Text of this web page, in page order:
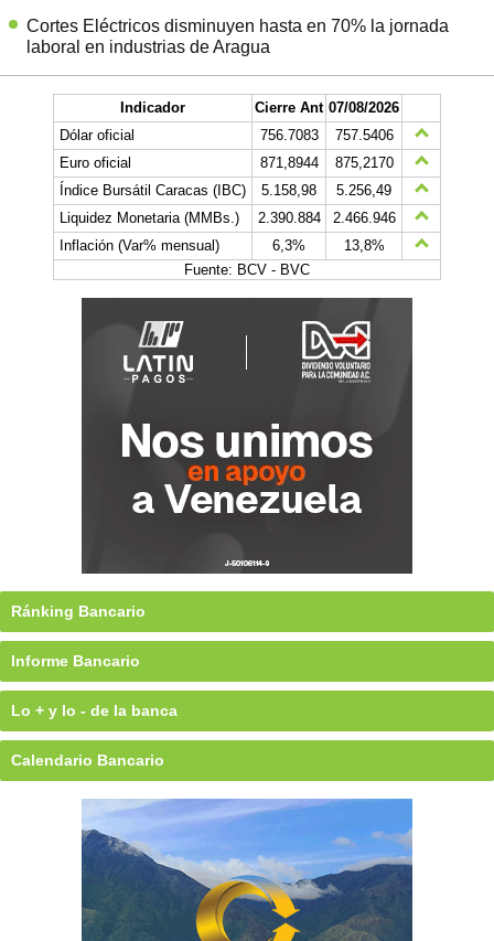
Cortes Eléctricos disminuyen hasta en 70% la jornada
laboral en industrias de Aragua
Indicador Cierre Ant 07/08/2026
Dólar oficial
756.7083
757.5406
Euro oficial
871,8944
875,2170
Índice Bursátil Caracas (IBC)
5.158,98
5.256,49
Liquidez Monetaria (MMBs.)
2.390.884
2.466.946
Inflación (Var% mensual)
6,3%
13,8%
Fuente: BCV - BVC
Ránking Bancario
Informe Bancario
Lo + y lo - de la banca
Calendario Bancario